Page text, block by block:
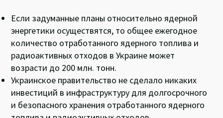
Если задуманные планы относительно ядерной
энергетики осуществятся, то общее ежегодное
количество отработанного ядерного топлива и
радиоактивных отходов в Украине может
возрасти до 200 млн. тонн.
Украинское правительство не сделало никаких
инвестиций в инфраструктуру для долгосрочного
и безопасного хранения отработанного ядерного